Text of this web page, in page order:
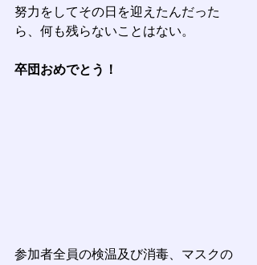
努力をしてその日を迎えたんだった
ら、何も残らないことはない。
卒団おめでとう！
参加者全員の検温及び消毒、マスクの